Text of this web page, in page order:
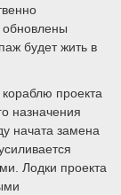
обновлены
будет жить в
проекта
назначения
начата замена
Лодки проекта